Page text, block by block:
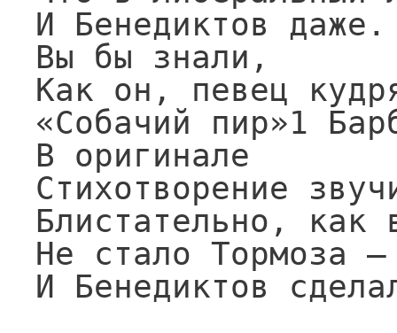
И Бенедиктов даже.
Вы бы знали,
Как он, певец
«Собачий пир»1
В оригинале
Стихотворение
Блистательно, как
Не стало Тормоза
И Бенедиктов